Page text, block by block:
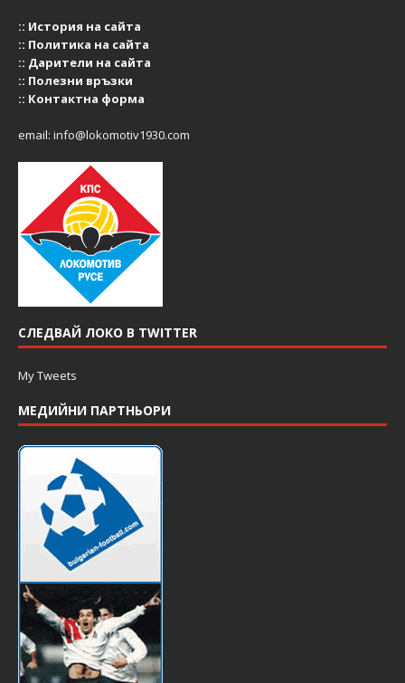
:: История на сайта
:: Политика на сайта
:: Дарители на сайта
:: Полезни връзки
:: Контактна форма
email: info@lokomotiv1930.com
СЛЕДВАЙ ЛОКО В TWITTER
My Tweets
МЕДИЙНИ ПАРТНЬОРИ